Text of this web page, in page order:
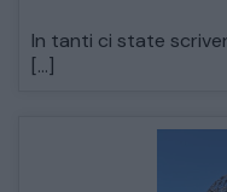
In tanti ci state
[…]